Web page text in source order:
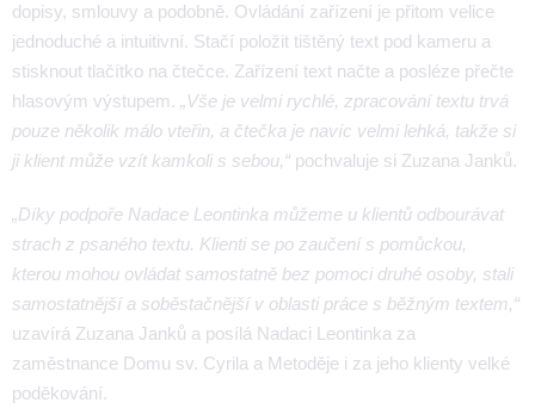
dopisy, smlouvy a podobně. Ovládání zařízení je přitom velice
jednoduché a intuitivní. Stačí položit tištěný text pod kameru a
stisknout tlačítko na čtečce. Zařízení text načte a posléze přečte
hlasovým výstupem. „Vše je velmi rychlé, zpracování textu trvá
pouze několik málo vteřin, a čtečka je navíc velmi lehká, takže si
ji klient může vzít kamkoli s sebou,“ pochvaluje si Zuzana Janků.
„Díky podpoře Nadace Leontinka můžeme u klientů odbourávat
strach z psaného textu. Klienti se po zaučení s pomůckou,
kterou mohou ovládat samostatně bez pomoci druhé osoby, stali
samostatnější a soběstačnější v oblasti práce s běžným textem,“
uzavírá Zuzana Janků a posílá Nadaci Leontinka za
zaměstnance Domu sv. Cyrila a Metoděje i za jeho klienty velké
poděkování.